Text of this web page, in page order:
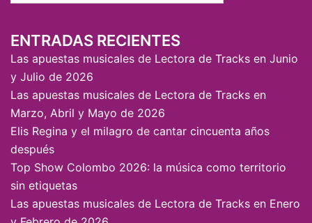
ENTRADAS RECIENTES
Las apuestas musicales de Lectora de Tracks en Junio
y Julio de 2026
Las apuestas musicales de Lectora de Tracks en
Marzo, Abril y Mayo de 2026
Elis Regina y el milagro de cantar cincuenta años
después
Top Show Colombo 2026: la música como territorio
sin etiquetas
Las apuestas musicales de Lectora de Tracks en Enero